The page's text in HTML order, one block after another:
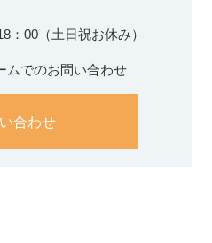
：00（土日祝お休み）
ムでのお問い合わせ
合わせ